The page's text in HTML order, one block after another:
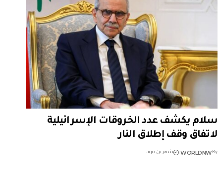
سلام يكشف عدد الخروقات الإسرائيلية
لاتفاق وقف إطلاق النار
By
WORLDNW شهرين ago